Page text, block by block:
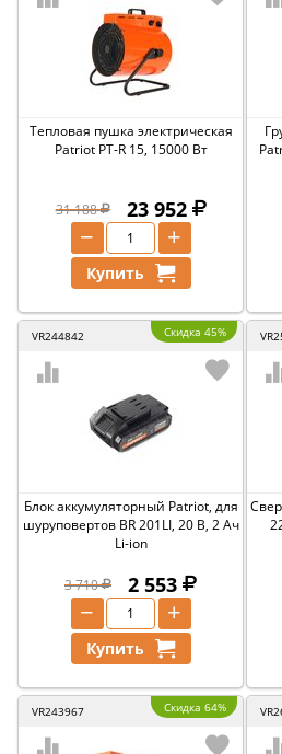
Тепловая пушка электрическая
Patriot PT-R 15, 15000 Вт
31 188 23 952
+
−
Купить
VR244842 Скидка 45%
Блок аккумуляторный Patriot, для
шуруповертов BR 201LI, 20 В, 2 Ач
Li-ion
3 710 2 553
+
−
Купить
VR243967 Скидка 64%